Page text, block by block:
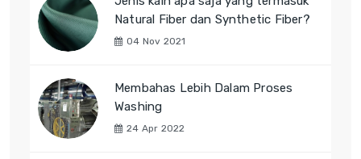
Natural Fiber dan Synthetic Fiber?
04 Nov 2021
Membahas Lebih Dalam Proses
Washing
24 Apr 2022